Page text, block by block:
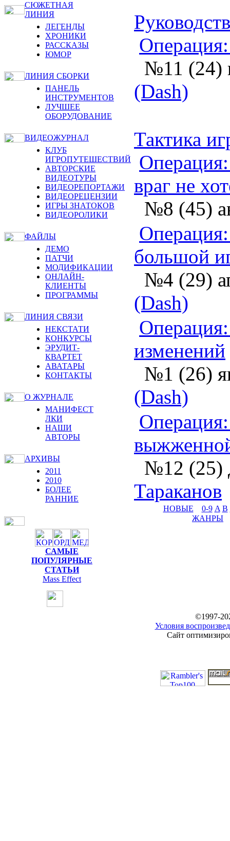
СЮЖЕТНАЯ
ЛИНИЯ
ЛЕГЕНДЫ
ХРОНИКИ
РАССКАЗЫ
ЮМОР
ЛИНИЯ СБОРКИ
ПАНЕЛЬ
ИНСТРУМЕНТОВ
ЛУЧШЕЕ
ОБОРУДОВАНИЕ
ВИДЕОЖУРНАЛ
КЛУБ
ИГРОПУТЕШЕСТВИЙ
АВТОРСКИЕ
ВИДЕОТУРЫ
ВИДЕОРЕПОРТАЖИ
ВИДЕОРЕЦЕНЗИИ
ИГРЫ ЗНАТОКОВ
ВИДЕОРОЛИКИ
ФАЙЛЫ
ДЕМО
ПАТЧИ
МОДИФИКАЦИИ
ОНЛАЙН-
КЛИЕНТЫ
ПРОГРАММЫ
ЛИНИЯ СВЯЗИ
НЕКСТАТИ
КОНКУРСЫ
ЭРУДИТ-
КВАРТЕТ
АВАТАРЫ
КОНТАКТЫ
О ЖУРНАЛЕ
МАНИФЕСТ
ЛКИ
НАШИ
АВТОРЫ
АРХИВЫ
2011
2010
БОЛЕЕ
РАННИЕ
САМЫЕ
ПОПУЛЯРНЫЕ
СТАТЬИ
Mass Effect
№11 (24)
(Dash)
Тактика
враг не
№8 (45)
большой
№4 (29)
(Dash)
изменений
№1 (26)
(Dash)
№12 (25)
Тараканов
НОВЫЕ 0-9 A B
ЖАНРЫ
©1997-
Условия
Сайт